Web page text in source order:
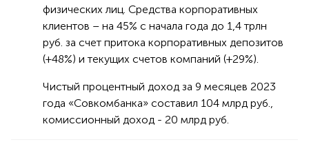
физических лиц. Средства корпоративных
клиентов – на 45% с начала года до 1,4 трлн
руб. за счет притока корпоративных депозитов
(+48%) и текущих счетов компаний (+29%).
Чистый процентный доход за 9 месяцев 2023
года «Совкомбанка» составил 104 млрд руб.,
комиссионный доход - 20 млрд руб.